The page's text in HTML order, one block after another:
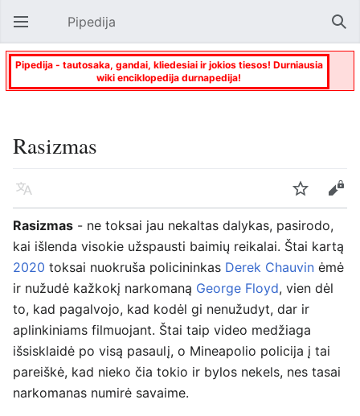
Atverti pagrindinį meniu Pipedija
Pipedija - tautosaka, gandai, kliedesiai ir jokios tiesos! Durniausia
wiki enciklopedija durnapedija!
Rasizmas
Kalba Stebėti
Keisti
Rasizmas - ne toksai jau nekaltas dalykas, pasirodo,
kai išlenda visokie užspausti baimių reikalai. Štai kartą
2020 toksai nuokruša policininkas Derek Chauvin ėmė
ir nužudė kažkokį narkomaną George Floyd, vien dėl
to, kad pagalvojo, kad kodėl gi nenužudyt, dar ir
aplinkiniams filmuojant. Štai taip video medžiaga
išsisklaidė po visą pasaulį, o Mineapolio policija į tai
pareiškė, kad nieko čia tokio ir bylos nekels, nes tasai
narkomanas numirė savaime.